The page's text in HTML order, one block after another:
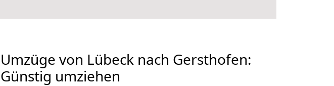
Umzüge von Lübeck nach Gersthofen:
Günstig umziehen